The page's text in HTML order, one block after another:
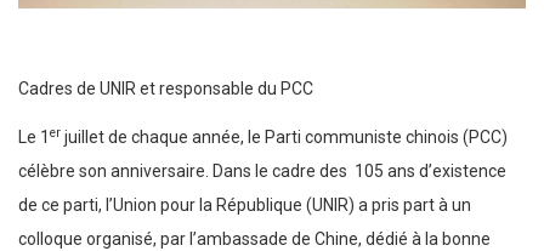
Cadres de UNIR et responsable du PCC
Le 1 er juillet de chaque année, le Parti communiste chinois (PCC)
célèbre son anniversaire. Dans le cadre des 105 ans d’existence
de ce parti, l’Union pour la République (UNIR) a pris part à un
colloque organisé, par l’ambassade de Chine, dédié à la bonne